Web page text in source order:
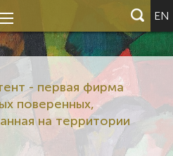
EN
- первая фирма
поверенных,
на территории